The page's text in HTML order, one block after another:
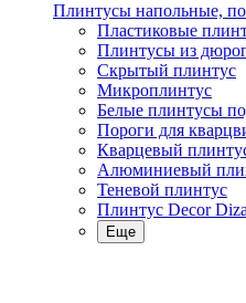
Плинтусы напольные,
Пластиковые
Плинтусы из
Скрытый плинтус
Микроплинтус
Белые плинтусы
Пороги для
Кварцевый
Алюминиевый
Теневой плинтус
Плинтус Decor
Еще